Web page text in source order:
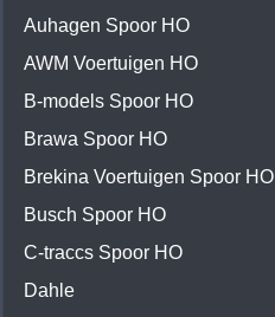
Auhagen Spoor HO
AWM Voertuigen HO
B-models Spoor HO
Brawa Spoor HO
Brekina Voertuigen Spoor HO
Busch Spoor HO
C-traccs Spoor HO
Dahle